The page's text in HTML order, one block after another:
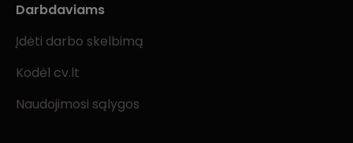
Darbdaviams
Įdėti darbo skelbimą
Kodėl cv.lt
Naudojimosi sąlygos